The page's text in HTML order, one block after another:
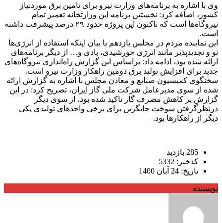
وی با اشاره به برنامه‌های وزارت نیرو برای تامین برق موردنیاز
کشور، اضافه کرد: نخستین برنامه این وزارتخانه تعمیر تمام
نیروگاه‌ها است که تاکنون این پروژه حدود ۲۹ درصد پیشرفت داشته
است.
این نماینده مردم در مجلس یازدهم با بیان اینکه استفاده از انرژی‌ها
نو و تجدیدپذیر مانند انرژی خورشیدی، بادی و… از دیگر برنامه‌های
ارائه شده بود، ادامه داد: براساس این گزارش راه‌اندازی نیروگاه‌های
جدید برای افزایش تولید برق دومین راهکار وزارت نیرو است.
سخنگوی کمیسیون صنایع و معادن مجلس با اشاره به گزارش ارائه
شده از سوی مدیرعامل شرکت ملی گاز ایران، تصریح کرد: در این
گزارش بر کاهش مصرف گاز تاکید شده بود، از سوی دیگر
درنظرگرفتن سوخت جایگزین برای برخی واحد‌های تولیدی یکی
دیگر از راهکار‌ها بود.
285 بازدید
کدخبر: 5332
تاریخ: 24 آبان 1400
نویسنده